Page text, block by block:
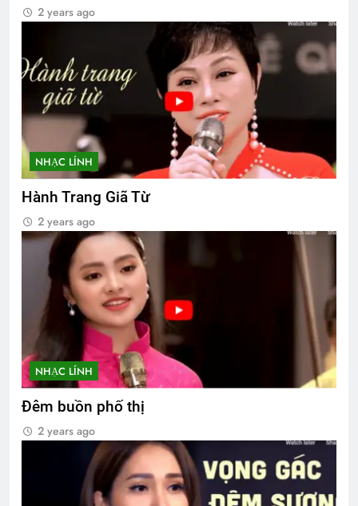
2 years ago
NHẠC LÍNH
Hành Trang Giã Từ
2 years ago
NHẠC LÍNH
Đêm buồn phố thị
2 years ago